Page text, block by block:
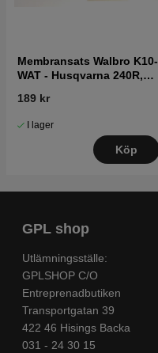
Membransats Walbro K10-
WAT - Husqvarna 240R,
189 kr
I lager
Köp
GPL shop
Utlämningsställe:
GPLSHOP C/O
Entreprenadbutiken
Transportgatan 39
422 46 Hisings Backa
031 - 24 30 15